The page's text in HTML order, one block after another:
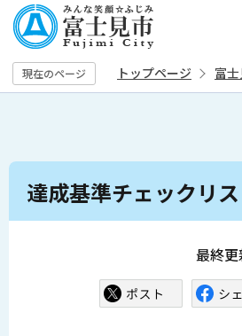
の
ペ
ー
す
現在のページ トップページ 富
本
達成基準チェックリ
最終